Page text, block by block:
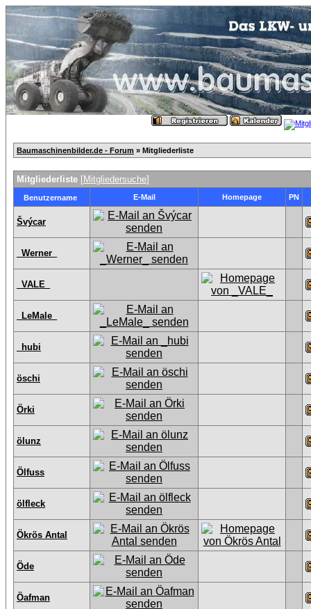
Baumaschinenbilder.de - Forum » Mitgliederliste
Mitgliederliste [Mitgliedersuche]
Benutzername E-Mail Homepage PN
Švýcar
_Werner_
_VALE_
_LeMale_
_hubi
öschi
Örki
ölunz
Ölfuss
ölfleck
Ökrös Antal
Öde
Öafman